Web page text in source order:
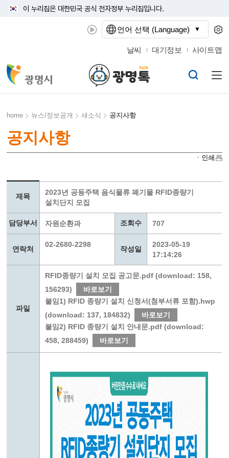
이 누리집은 대한민국 공식 전자정부 누리집입니다.
날씨 대기정보 사이트맵
home 뉴스/정보공개 새소식 공지사항
공지사항
ㆍ인쇄
제목
2023년 공동주택 음식물류 폐기물 RFID종량기
설치단지 모집
담당부서 자원순환과 조회수 707
연락처
02-2680-2298
작성일
2023-05-19
17:14:26
파일
RFID종량기 설치 모집 공고문.pdf (download: 158,
156293)
바로보기
붙임1) RFID 종량기 설치 신청서(첨부서류 포함).hwp
(download: 137, 184832)
바로보기
붙임2) RFID 종량기 설치 안내문.pdf (download:
458, 288459)
바로보기
언어 선택 (Language)